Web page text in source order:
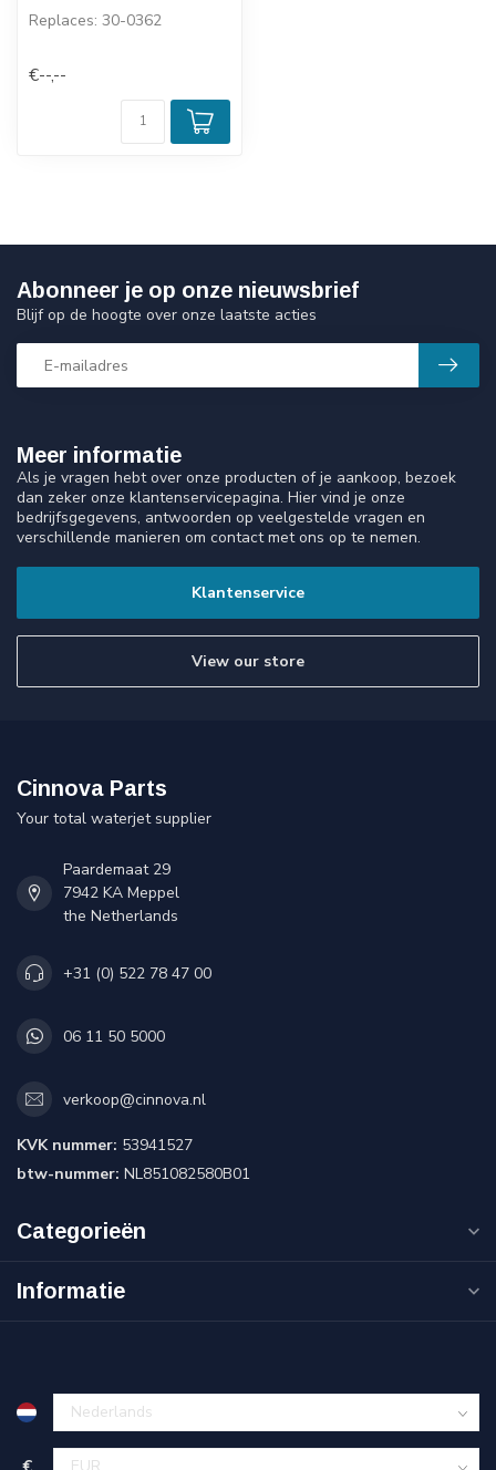
Replaces: 30-0362
€--,--
Meer informatie
Als je vragen hebt over onze producten of je aankoop, bezoek
dan zeker onze klantenservicepagina. Hier vind je onze
bedrijfsgegevens, antwoorden op veelgestelde vragen en
verschillende manieren om contact met ons op te nemen.
Klantenservice
View our store
Abonneer je op onze nieuwsbrief
Blijf op de hoogte over onze laatste acties
Cinnova Parts
Your total waterjet supplier
Paardemaat 29
7942 KA Meppel
the Netherlands
+31 (0) 522 78 47 00
06 11 50 5000
verkoop@cinnova.nl
KVK nummer: 53941527
btw-nummer: NL851082580B01
Categorieën
Informatie